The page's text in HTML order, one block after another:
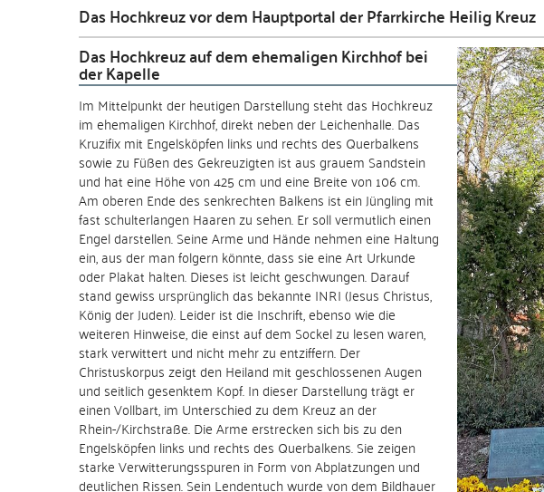
Das Hochkreuz vor dem Hauptportal der Pfarrkirche Heilig Kreuz
Das Hochkreuz auf dem ehemaligen Kirchhof bei
der Kapelle
Im Mittelpunkt der heutigen Darstellung steht das Hochkreuz
im ehemaligen Kirchhof, direkt neben der Leichenhalle. Das
Kruzifix mit Engelsköpfen links und rechts des Querbalkens
sowie zu Füßen des Gekreuzigten ist aus grauem Sandstein
und hat eine Höhe von 425 cm und eine Breite von 106 cm.
Am oberen Ende des senkrechten Balkens ist ein Jüngling mit
fast schulterlangen Haaren zu sehen. Er soll vermutlich einen
Engel darstellen. Seine Arme und Hände nehmen eine Haltung
ein, aus der man folgern könnte, dass sie eine Art Urkunde
oder Plakat halten. Dieses ist leicht geschwungen. Darauf
stand gewiss ursprünglich das bekannte INRI (Jesus Christus,
König der Juden). Leider ist die Inschrift, ebenso wie die
weiteren Hinweise, die einst auf dem Sockel zu lesen waren,
stark verwittert und nicht mehr zu entziffern. Der
Christuskorpus zeigt den Heiland mit geschlossenen Augen
und seitlich gesenktem Kopf. In dieser Darstellung trägt er
einen Vollbart, im Unterschied zu dem Kreuz an der
Rhein-/Kirchstraße. Die Arme erstrecken sich bis zu den
Engelsköpfen links und rechts des Querbalkens. Sie zeigen
starke Verwitterungsspuren in Form von Abplatzungen und
deutlichen Rissen. Sein Lendentuch wurde von dem Bildhauer